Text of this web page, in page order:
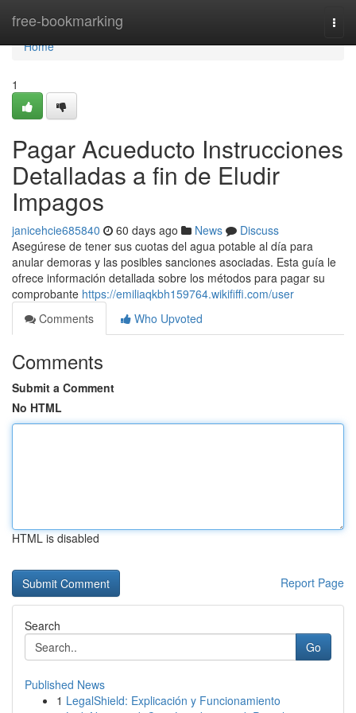
free-bookmarking
Home
Home
1
Pagar Acueducto Instrucciones
Detalladas a fin de Eludir
Impagos
janicehcie685840 60 days ago News
Discuss
Asegúrese de tener sus cuotas del agua potable al día para
anular demoras y las posibles sanciones asociadas. Esta guía le
ofrece información detallada sobre los métodos para pagar su
comprobante https://emiliaqkbh159764.wikififfi.com/user
Comments
Who Upvoted
Comments
Submit a Comment
No HTML
HTML is disabled
Report Page
Search
Go
Published News
1 LegalShield: Explicación y Funcionamiento